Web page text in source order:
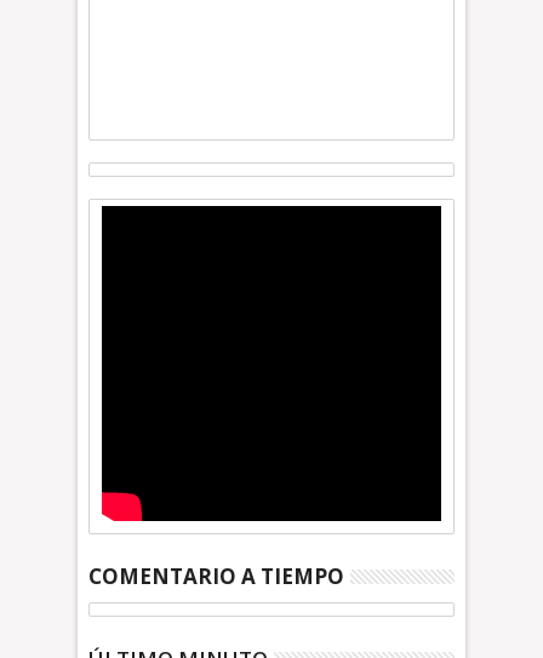
COMENTARIO A TIEMPO